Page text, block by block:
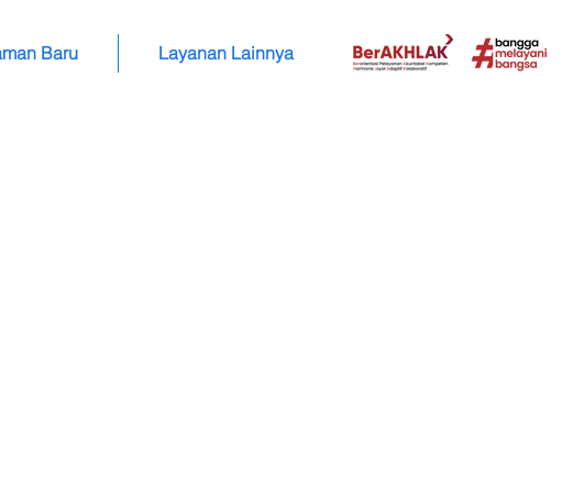
Baru Layanan Lainnya